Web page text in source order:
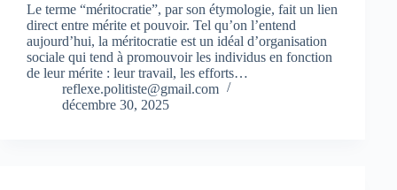
Le terme “méritocratie”, par son étymologie, fait un lien
direct entre mérite et pouvoir. Tel qu’on l’entend
aujourd’hui, la méritocratie est un idéal d’organisation
sociale qui tend à promouvoir les individus en fonction
de leur mérite : leur travail, les efforts…
reflexe.politiste@gmail.com
décembre 30, 2025